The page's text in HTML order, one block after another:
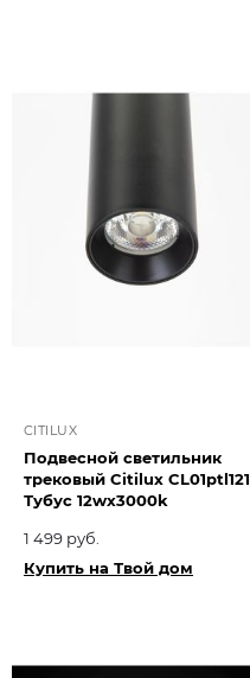
CITILUX
Подвесной светильник
трековый Citilux CL01ptl121
Тубус 12wх3000k
1 499 руб.
Купить на Твой дом